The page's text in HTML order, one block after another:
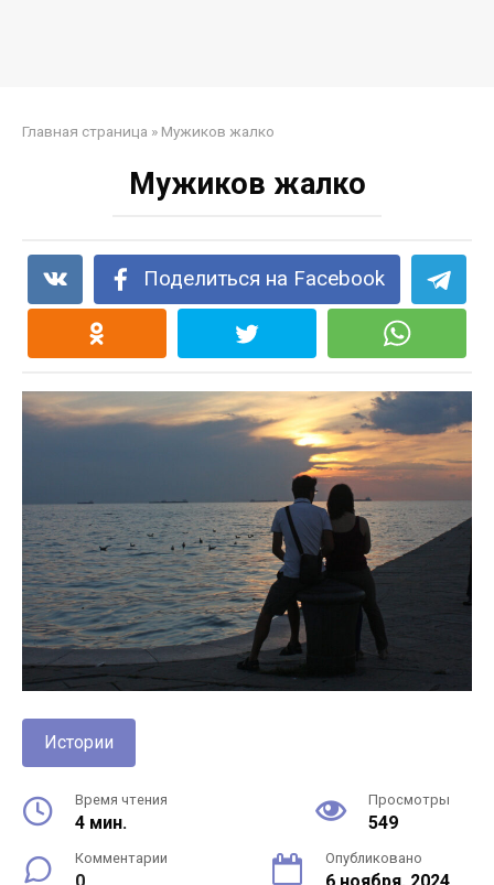
Главная страница » Мужиков жалко
Мужиков жалко
Поделиться на Facebook
Истории
Время чтения
4 мин.
Просмотры
549
Комментарии Опубликовано